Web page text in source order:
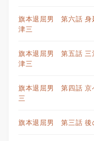
旗本退屈男 第六話
津三
旗本退屈男 第五話
津三
旗本退屈男 第四話
三
旗本退屈男 第三話 後